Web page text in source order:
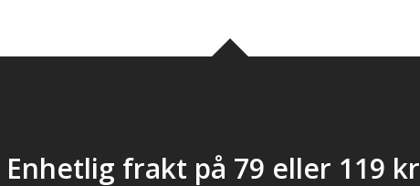
Enhetlig frakt på 79 eller 119 kr